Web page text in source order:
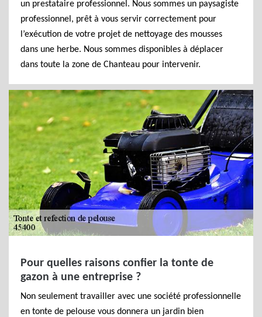
un prestataire professionnel. Nous sommes un paysagiste
professionnel, prêt à vous servir correctement pour
l’exécution de votre projet de nettoyage des mousses
dans une herbe. Nous sommes disponibles à déplacer
dans toute la zone de Chanteau pour intervenir.
Pour quelles raisons confier la tonte de
gazon à une entreprise ?
Non seulement travailler avec une société professionnelle
en tonte de pelouse vous donnera un jardin bien